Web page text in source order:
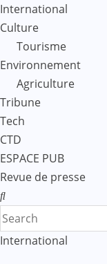
International
Culture
Tourisme
Environnement
Agriculture
Tribune
Tech
CTD
ESPACE PUB
Revue de presse
International